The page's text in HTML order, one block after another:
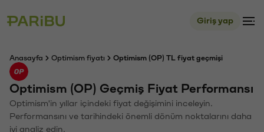
Giriş yap
Anasayfa Optimism fiyatı Optimism (OP) TL fiyat geçmişi
Optimism (OP) Geçmiş Fiyat Performansı
Optimism'in yıllar içindeki fiyat değişimini inceleyin.
Performansını ve tarihindeki önemli dönüm noktalarını daha
iyi analiz edin.